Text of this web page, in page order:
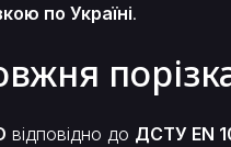
по Україні.
відповідно до ДСТУ EN